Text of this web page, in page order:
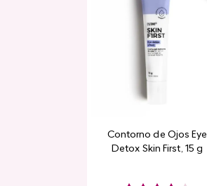
Contorno de Ojos Eye
Detox Skin First, 15 g